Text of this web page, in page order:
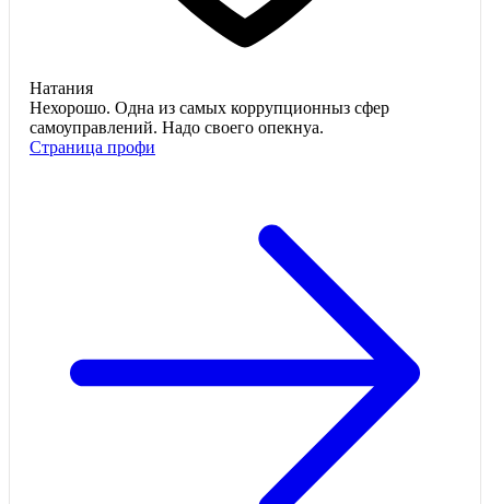
Натания
Нехорошо. Одна из самых коррупционныз сфер
самоуправлений. Надо своего опекнуа.
Страница профи